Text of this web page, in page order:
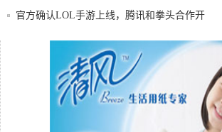
官方确认LOL手游上线，腾讯和拳头合作开
Jitterbug手机测评：老人机里面的战斗